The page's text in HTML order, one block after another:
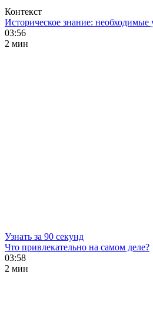
Контекст
Историческое знание: необходимые
03:56
2 мин
Узнать за 90 секунд
Что привлекательно на самом деле?
03:58
2 мин